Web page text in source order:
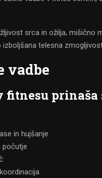
srca in ožilja, mišično
telesna
vadbe
fitnesu
in hujšanje
počutje